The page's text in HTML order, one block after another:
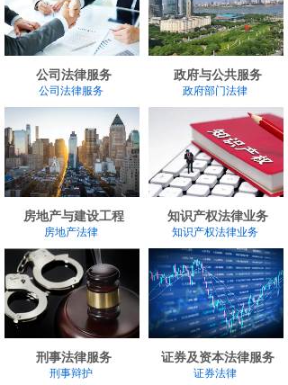
公司法律服务
公司法律服务
政府与公共服务
政府部门法律
房地产与建设工程
房地产法律
知识产权法律业务
知识产权法律业务
刑事法律服务
刑事辩护
证券及资本法律服务
证券法律